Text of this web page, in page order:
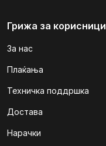
Грижа за корисници
За нас
Плаќања
Техничка поддршка
Достава
Нарачки